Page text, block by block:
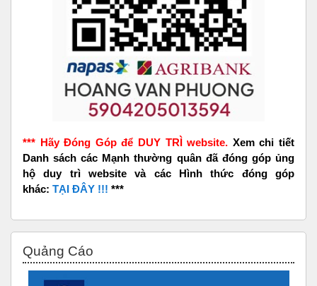
*** Hãy Đóng Góp để DUY TRÌ website. Xem chi tiết
Danh sách các Mạnh thường quân đã đóng góp ủng
hộ duy trì website và các Hình thức đóng góp
khác: TẠI ĐÂY !!! ***
Quảng Cáo